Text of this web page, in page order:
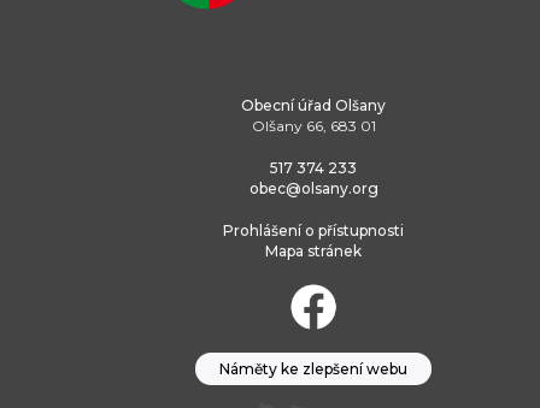
Obecní úřad Olšany
Olšany 66, 683 01
517 374 233
obec@olsany.org
Prohlášení o přístupnosti
Mapa stránek
Náměty ke zlepšení webu